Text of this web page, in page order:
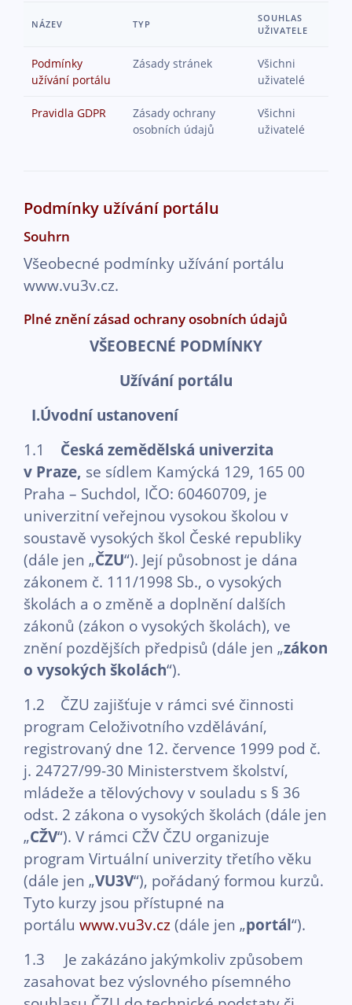
NÁZEV TYP
SOUHLAS
UŽIVATELE
Podmínky
užívání portálu
Zásady stránek
Všichni
uživatelé
Pravidla GDPR
Zásady ochrany
osobních údajů
Všichni
uživatelé
Podmínky užívání portálu
Souhrn
Všeobecné podmínky užívání portálu
www.vu3v.cz.
Plné znění zásad ochrany osobních údajů
VŠEOBECNÉ PODMÍNKY
Užívání portálu
I.Úvodní ustanovení
1.1 Česká zemědělská univerzita
v Praze, se sídlem Kamýcká 129, 165 00
Praha – Suchdol, IČO: 60460709, je
univerzitní veřejnou vysokou školou v
soustavě vysokých škol České republiky
(dále jen „ČZU“). Její působnost je dána
zákonem č. 111/1998 Sb., o vysokých
školách a o změně a doplnění dalších
zákonů (zákon o vysokých školách), ve
znění pozdějších předpisů (dále jen „zákon
o vysokých školách“).
1.2 ČZU zajišťuje v rámci své činnosti
program Celoživotního vzdělávání,
registrovaný dne 12. července 1999 pod č.
j. 24727/99-30 Ministerstvem školství,
mládeže a tělovýchovy v souladu s § 36
odst. 2 zákona o vysokých školách (dále jen
„CŽV“). V rámci CŽV ČZU organizuje
program Virtuální univerzity třetího věku
(dále jen „VU3V“), pořádaný formou kurzů.
Tyto kurzy jsou přístupné na
portálu www.vu3v.cz(dále jen „portál“).
1.3 Je zakázáno jakýmkoliv způsobem
zasahovat bez výslovného písemného